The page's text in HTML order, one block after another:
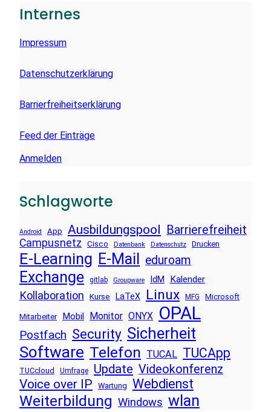
Internes
Impressum
Datenschutzerklärung
Barrierfreiheitserklärung
Feed der Einträge
Anmelden
Schlagworte
Android App Ausbildungspool Barrierefreiheit
Campusnetz Cisco Datenbank Datenschutz Drucken
E-Learning E-Mail eduroam
Exchange gitlab Groupware IdM Kalender
Kollaboration Kurse LaTeX Linux MFG Microsoft
Mitarbeiter Mobil Monitor ONYX OPAL
Postfach Security Sicherheit
Software Telefon TUCAL TUCApp
TUCcloud Umfrage Update Videokonferenz
Voice over IP Wartung Webdienst
Weiterbildung Windows wlan